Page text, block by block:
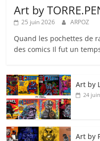
Art by
25 juin 2026 ARPOZ
Quand les pochettes de
des comics Il fut un
Art by
24
Art by